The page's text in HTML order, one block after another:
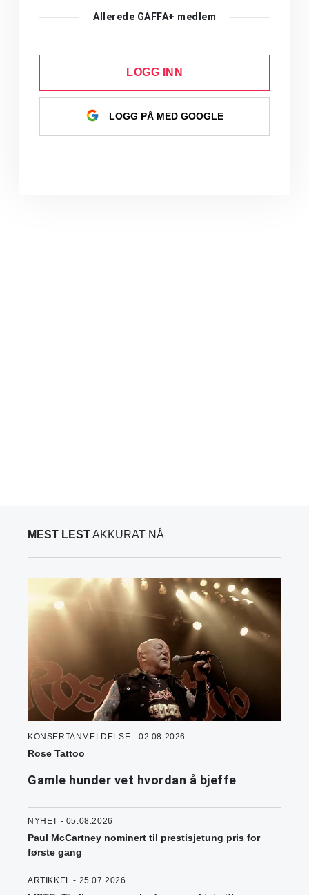
Allerede GAFFA+ medlem
LOGG INN
LOGG PÅ MED GOOGLE
MEST LESTAKKURAT NÅ
KONSERTANMELDELSE - 02.08.2026
Rose Tattoo
Gamle hunder vet hvordan å bjeffe
NYHET - 05.08.2026
Paul McCartney nominert til prestisjetung pris for
første gang
ARTIKKEL - 25.07.2026